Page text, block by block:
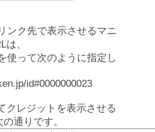
ンク先で表示させるマニ
は、
使って次のように指定し
id#0000000023
クレジットを表示させる
通りです。